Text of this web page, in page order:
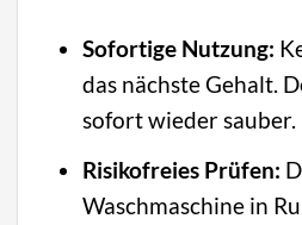
Sofortige Nutzung:
das nächste Gehalt.
sofort wieder sauber.
Risikofreies Prüfen:
Waschmaschine in